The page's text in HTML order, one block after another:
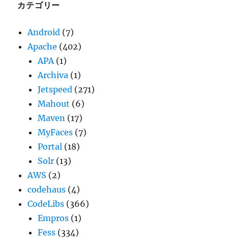
ブ
カテゴリー
Android (7)
Apache (402)
APA(1)
Archiva (1)
Jetspeed (271)
Mahout (6)
Maven (17)
MyFaces (7)
Portal (18)
Solr (13)
AWS (2)
codehaus (4)
CodeLibs (366)
Empros (1)
Fess (334)